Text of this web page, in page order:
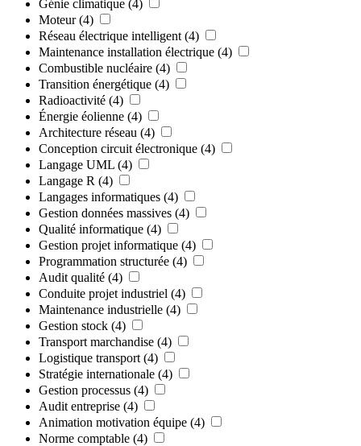
Génie climatique (4)
Moteur (4)
Réseau électrique intelligent (4)
Maintenance installation électrique (4)
Combustible nucléaire (4)
Transition énergétique (4)
Radioactivité (4)
Énergie éolienne (4)
Architecture réseau (4)
Conception circuit électronique (4)
Langage UML (4)
Langage R (4)
Langages informatiques (4)
Gestion données massives (4)
Qualité informatique (4)
Gestion projet informatique (4)
Programmation structurée (4)
Audit qualité (4)
Conduite projet industriel (4)
Maintenance industrielle (4)
Gestion stock (4)
Transport marchandise (4)
Logistique transport (4)
Stratégie internationale (4)
Gestion processus (4)
Audit entreprise (4)
Animation motivation équipe (4)
Norme comptable (4)